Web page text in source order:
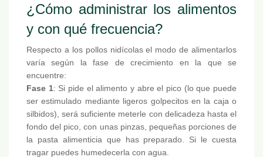
¿Cómo administrar los alimentos
y con qué frecuencia?
Respecto a los pollos nidícolas el modo de alimentarlos
varía según la fase de crecimiento en la que se
encuentre:
Fase 1: Si pide el alimento y abre el pico (lo que puede
ser estimulado mediante ligeros golpecitos en la caja o
silbidos), será suficiente meterle con delicadeza hasta el
fondo del pico, con unas pinzas, pequeñas porciones de
la pasta alimenticia que has preparado. Si le cuesta
tragar puedes humedecerla con agua.